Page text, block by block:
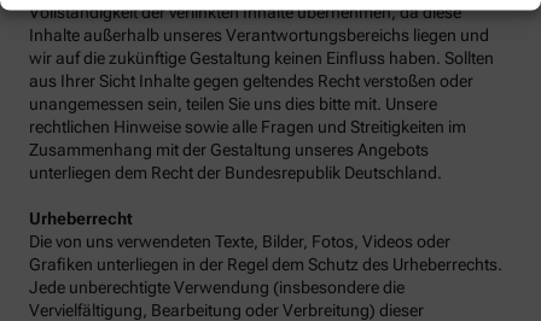
Vollständigkeit der verlinkten Inhalte übernehmen, da diese
Inhalte außerhalb unseres Verantwortungsbereichs liegen und
wir auf die zukünftige Gestaltung keinen Einfluss haben. Sollten
aus Ihrer Sicht Inhalte gegen geltendes Recht verstoßen oder
unangemessen sein, teilen Sie uns dies bitte mit. Unsere
rechtlichen Hinweise sowie alle Fragen und Streitigkeiten im
Zusammenhang mit der Gestaltung unseres Angebots
unterliegen dem Recht der Bundesrepublik Deutschland.
Urheberrecht
Die von uns verwendeten Texte, Bilder, Fotos, Videos oder
Grafiken unterliegen in der Regel dem Schutz des Urheberrechts.
Jede unberechtigte Verwendung (insbesondere die
Vervielfältigung, Bearbeitung oder Verbreitung) dieser